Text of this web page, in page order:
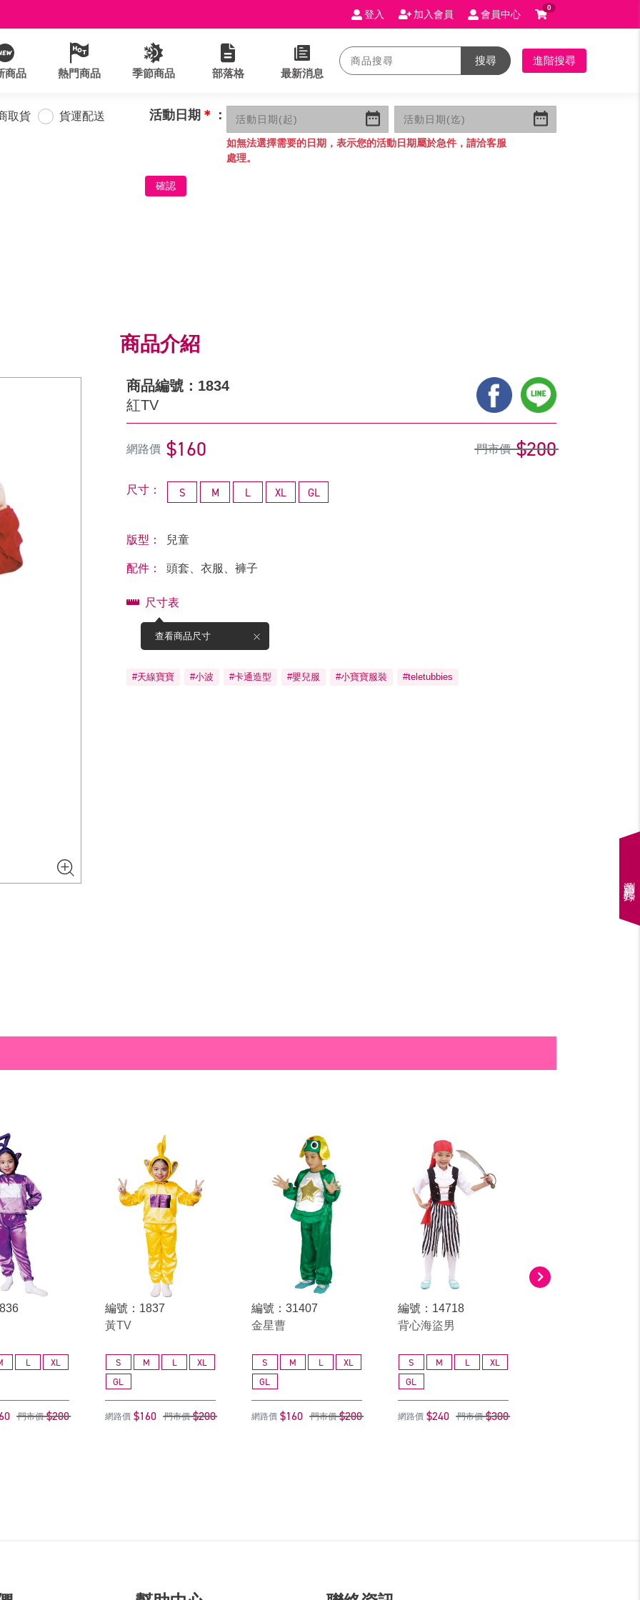
登入 加入會員 會員中心
0
商品 熱門商品 季節商品 部落格 最新消息
搜尋 進階搜尋
取貨 貨運配送 活動日期 ＊ ：
如無法選擇需要的日期，表示您的活動日期屬於急件，請洽客服
處理。
確認
商品介紹
商品編號：1834
紅TV
網路價 $160 門市價 $200
尺寸： S M L XL GL
版型： 兒童
配件： 頭套、衣服、褲子
尺寸表
查看商品尺寸
#天線寶寶 #小波 #卡通造型 #嬰兒服 #小寶寶服裝 #teletubbies
L XL
門市價 $200
編號：1837
黃TV
S M L
XL
GL
網路價 $160 門市價 $200
編號：31407
金星曹
S M L
XL
GL
網路價 $160 門市價 $200
編號：14718
背心海盜男
S M L
XL
GL
網路價 $240 門市價 $300